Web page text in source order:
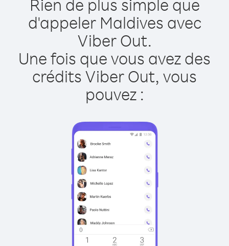
Rien de plus simple que
d'appeler Maldives avec
Viber Out.
Une fois que vous avez des
crédits Viber Out, vous
pouvez :